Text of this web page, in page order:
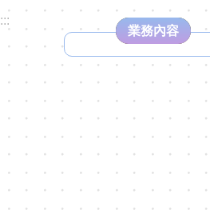
:::
業務內容